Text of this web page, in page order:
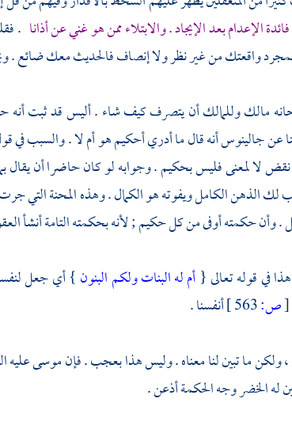
فائدة الإعدام بعد الإيجاد . والابتلاء ممن هو غني عن أذانا .
واقعتك من غير نظر ولا إنصاف فالحديث معك ضائع
مالك وللمالك أن يتصرف كيف شاء . أليس قد ثبت أنه
عنجالينوسأنه قال ما أدري أحكيم هو أم لا . والسبب في
لا لمعنى فليس بحكيم . وجوابه لو كان حاضرا أن
الذهن الكامل ويفوته هو الكمال . وهذه المحنة التي
وأن حكمته أوفى من كل حكيم ; لأنه بحكمته التامة أنشأ
في قوله تعالى {أم له البنات ولكم البنون} أي جعل
[ص:
أنفسنا .
ولكن ما تبين لنا معناه . وليس هذا بعجب . فإنموسىعليه
لهالخضروجه الحكمة أذعن .